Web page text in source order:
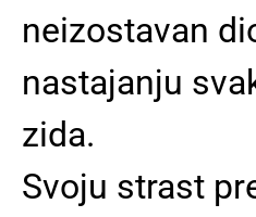
neizostavan
nastajanju
zida.
Svoju strast